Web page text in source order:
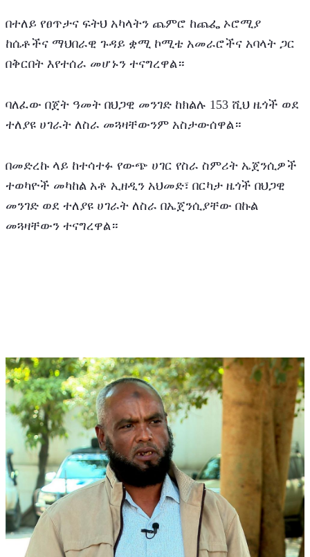
በተለይ የፀጥታና ፍትህ አካላትን ጨምሮ ከጨፌ ኦሮሚያ
ከሴቶችና ማህበራዊ ጉዳይ ቋሚ ኮሚቴ አመራሮችና አባላት ጋር
በቅርበት እየተሰራ መሆኑን ተናግረዋል።
ባለፈው በጀት ዓመት በህጋዊ መንገድ ከክልሉ 153 ሺህ ዜጎች ወደ
ተለያዩ ሀገራት ለስራ መጓዛቸውንም አስታውሰዋል።
በመድረኩ ላይ ከተሳተፉ የውጭ ሀገር የስራ ስምሪት ኤጀንሲዎች
ተወካዮች መካከል አቶ ኢዘዲን አህመድ፣ በርካታ ዜጎች በህጋዊ
መንገድ ወደ ተለያዩ ሀገራት ለስራ በኤጀንሲያቸው በኩል
መጓዛቸውን ተናግረዋል።